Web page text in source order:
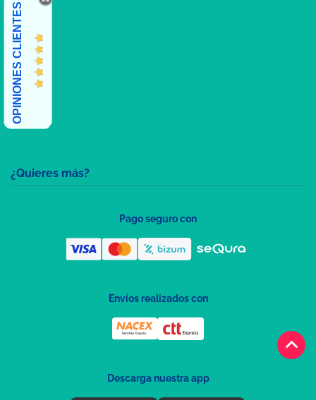
keyboard_arrow_up
¿Quieres más?
OPINIONES CLIENTES
Pago seguro con
Envíos realizados con
Descarga nuestra app